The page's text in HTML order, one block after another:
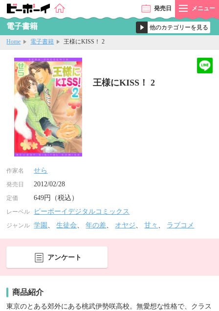
発売日 メニュー
電子書籍
Home 電子書籍 王様にKISS！ 2
王様にKISS！ 2
作家名 せら
発売日 2012/02/28
定価 649円（税込）
レーベル ビーボーイデジタルコミックス
ジャンル 学園 、生徒会、年の差、 オヤジ、甘々 、 ラブコメ
アンケート
商品紹介
東京のとある郊外にある桃武伊勢咲高校。無愛想な性格で、クラス